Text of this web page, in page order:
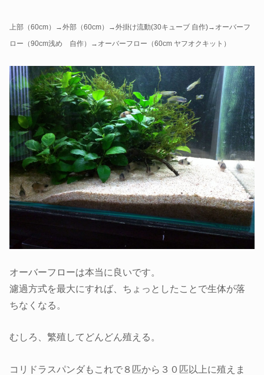
上部（60cm）→外部（60cm）→外掛け流動(30キューブ 自作)→オーバーフ
ロー（90cm浅め 自作）→オーバーフロー（60cm ヤフオクキット）
オーバーフローは本当に良いです。
濾過方式を最大にすれば、ちょっとしたことで生体が落
ちなくなる。
むしろ、繁殖してどんどん殖える。
コリドラスパンダもこれで８匹から３０匹以上に殖えま